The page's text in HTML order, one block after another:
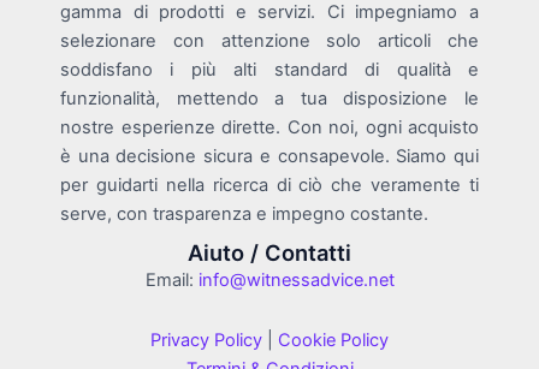
gamma di prodotti e servizi. Ci impegniamo a
selezionare con attenzione solo articoli che
soddisfano i più alti standard di qualità e
funzionalità, mettendo a tua disposizione le
nostre esperienze dirette. Con noi, ogni acquisto
è una decisione sicura e consapevole. Siamo qui
per guidarti nella ricerca di ciò che veramente ti
serve, con trasparenza e impegno costante.
Aiuto / Contatti
Email: info@witnessadvice.net
Privacy Policy
Cookie Policy